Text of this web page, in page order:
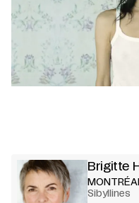
Brigitte
Sibyllines